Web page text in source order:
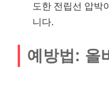
도한 전립선 압박
니다.
예방법: 올